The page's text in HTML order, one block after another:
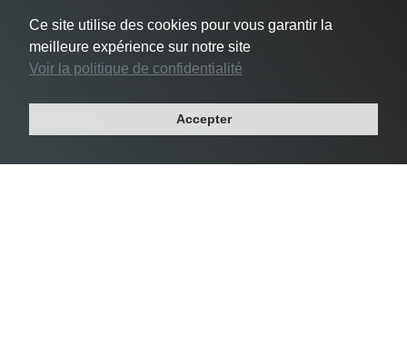
Ce site utilise des cookies pour vous garantir la
meilleure expérience sur notre site
Voir la politique de confidentialité
Accepter